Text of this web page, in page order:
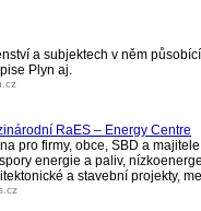
a subjektech v něm
Plyn aj.
RaES – Energy Centre
pro firmy, obce, SBD a
energie a paliv,
a stavební projekty,